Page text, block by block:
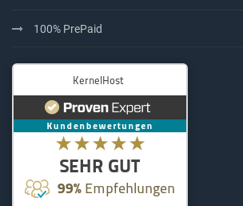
100% PrePaid